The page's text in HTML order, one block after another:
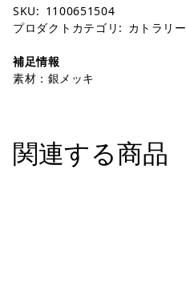
SKU: 1100651504
プロダクトカテゴリ: カトラリー
補足情報
素材：銀メッキ
関連する商品